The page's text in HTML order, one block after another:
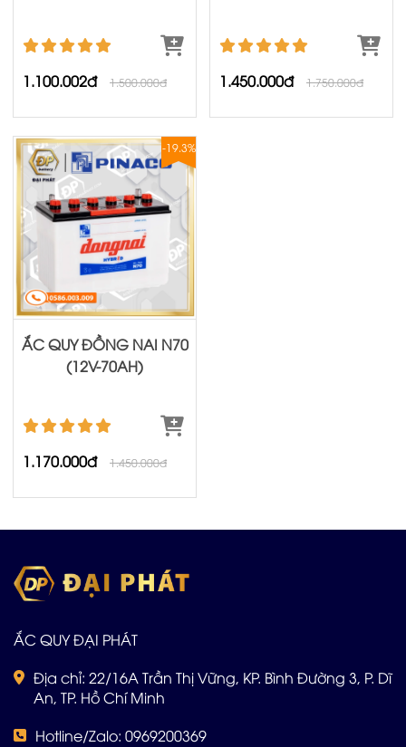
1.100.002đ 1.500.000đ 1.450.000đ 1.750.000đ
-19.3%
ẮC QUY ĐỒNG NAI N70
(12V-70AH)
1.170.000đ 1.450.000đ
ẮC QUY ĐẠI PHÁT
Địa chỉ: 22/16A Trần Thị Vững, KP. Bình Đường 3, P. Dĩ
An, TP. Hồ Chí Minh
Hotline/Zalo: 0969200369